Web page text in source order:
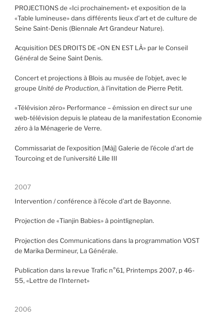
PROJECTIONS de «Ici prochainement» et exposition de la
«Table lumineuse» dans différents lieux d’art et de culture de
Seine Saint-Denis (Biennale Art Grandeur Nature).
Acquisition DES DROITS DE «ON EN EST LÀ» par le Conseil
Général de Seine Saint Denis.
Concert et projections à Blois au musée de l’objet, avec le
groupe Unité de Production, à l’invitation de Pierre Petit.
«Télévision zéro» Performance – émission en direct sur une
web-télévision depuis le plateau de la manifestation Economie
zéro à la Ménagerie de Verre.
Commissariat de l’exposition [Màj] Galerie de l’école d’art de
Tourcoing et de l’université Lille III
2007
Intervention / conférence à l’école d’art de Bayonne.
Projection de «Tianjin Babies» à pointligneplan.
Projection des Communications dans la programmation VOST
de Marika Dermineur, La Générale.
Publication dans la revue Trafic n°61, Printemps 2007, p 46-
55, «Lettre de l’Internet»
2006